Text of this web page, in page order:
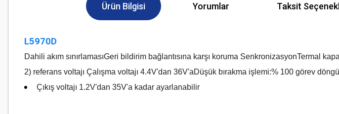
Ürün Bilgisi Yorumlar Taksit
L5970D
Dahili akım sınırlamasıGeri bildirim bağlantısına karşı koruma SenkronizasyonTermal
2) referans voltajı Çalışma voltajı 4.4V'dan 36V'aDüşük bırakma işlemi:% 100 görev
Çıkış voltajı 1.2V'dan 35V'a kadar ayarlanabilir